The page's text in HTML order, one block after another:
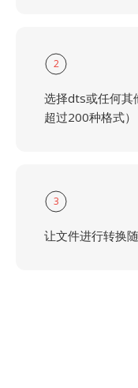
2
选择dts或任何其
超过200种格式）
3
让文件进行转换